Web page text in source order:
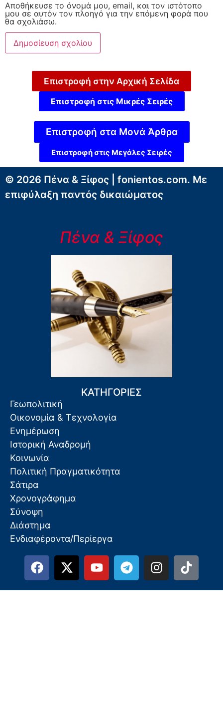
Αποθήκευσε το όνομά μου, email, και τον ιστότοπο
μου σε αυτόν τον πλοηγό για την επόμενη φορά που
θα σχολιάσω.
Επιστροφή στην Αρχική Σελίδα
Επιστροφή στις Μικρές Σειρές
Επιστροφή στα Μονά Άρθρα
Επιστροφή στις Μεγάλες Σειρές
© 2026 Πένα & Ξίφος | fonientos.com. Με
επιφύλαξη παντός δικαιώματος
Πένα & Ξίφος
ΚΑΤΗΓΟΡΙΕΣ
Γεωπολιτική
Οικονομία & Τεχνολογία
Ενημέρωση
Ιστορική Αναδρομή
Κοινωνία
Πολιτική Πραγματικότητα
Σάτιρα
Χρονογράφημα
Σύνοψη
Διάστημα
Ενδιαφέροντα/Περίεργα